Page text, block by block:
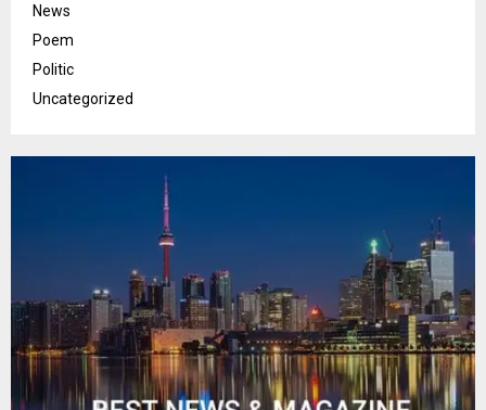
News
Poem
Politic
Uncategorized